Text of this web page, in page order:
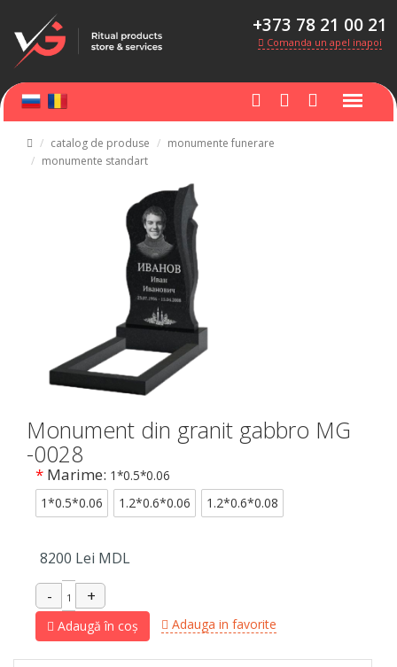
+373 78 21 00 21
Comanda un apel inapoi
catalog de produse
monumente funerare
monumente standart
Monument din granit gabbro MG
-0028
* Marime: 1*0.5*0.06
1*0.5*0.06
1.2*0.6*0.06 1.2*0.6*0.08
8200 Lei MDL
Adaugă în coș Adauga in favorite